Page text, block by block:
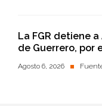
La FGR detiene
de Guerrero, por
Agosto 6, 2026